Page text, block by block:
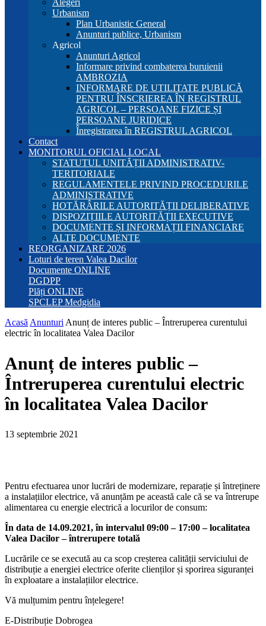
Alegeri
Urbanism
Plan Urbanistic General
Anunturi publice, Urbanism
Agricol
Anunturi Agricol
Informare privind combaterea buruienii
AMBROZIA
INFORMARE DE UTILITATE PUBLICĂ
PENTRU ÎNSCRIEREA ÎN REGISTRUL
AGRICOL – PERSOANE FIZICE ȘI
PERSOANE JURIDICE
Înregistrarea în REGISTRUL AGRICOL
Contact
MONITORUL OFICIAL LOCAL
STATUTUL UNITĂȚII ADMINISTRATIV-
TERITORIALE
REGULAMENTELE PRIVIND PROCEDURILE
ADMINISTRATIVE
HOTĂRÂRILE AUTORITĂȚII DELIBERATIVE
DISPOZIȚIILE AUTORITĂȚII EXECUTIVE
DOCUMENTE ȘI INFORMAȚII FINANCIARE
ALTE DOCUMENTE
REORGANIZARE 2026
Loturi de teren Valea Dacilor
Documente ONLINE
DGDPP
Plăți ONLINE
SPCLEP Medgidia
Acasă Anunturi Anunț de interes public – Întreruperea curentului
electric în localitatea Valea Dacilor
Anunț de interes public –
Întreruperea curentului electric
în localitatea Valea Dacilor
13 septembrie 2021
Pentru efectuarea unor lucrări de modernizare, reparație și întreținere
a instalațiilor electrice, vă anunțăm pe această cale că se va întrerupe
alimentarea cu energie electrică a locurilor de consum:
În data de 14.09.2021, în intervalul 09:00 – 17:00 – localitatea
Valea Dacilor – întrerupere totală
Lucrările ce se execută au ca scop creșterea calității serviciului de
distribuție a energiei electrice oferite clienților și sporirea siguranței
în exploatare a instalațiilor electrice.
Vă mulțumim pentru înțelegere!
E-Distribuție Dobrogea